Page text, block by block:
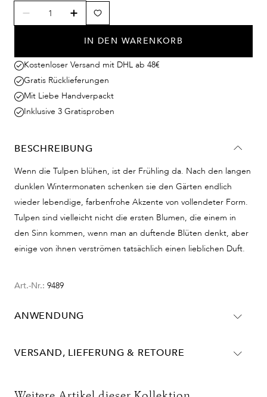
IN DEN WARENKORB
Kostenloser Versand mit DHL ab 48€
Gratis Rücklieferungen
Mit Liebe Handverpackt
Inklusive 3 Gratisproben
BESCHREIBUNG
Wenn die Tulpen blühen, ist der Frühling da. Nach den langen
dunklen Wintermonaten schenken sie den Gärten endlich
wieder lebendige, farbenfrohe Akzente von vollendeter Form.
Tulpen sind vielleicht nicht die ersten Blumen, die einem in
den Sinn kommen, wenn man an duftende Blüten denkt, aber
einige von ihnen verströmen tatsächlich einen lieblichen Duft.
Art.-Nr.: 9489
ANWENDUNG
auftragen und mit sanften, kreisenden Bewegungen
VERSAND, LIEFERUNG & RETOURE
DHL